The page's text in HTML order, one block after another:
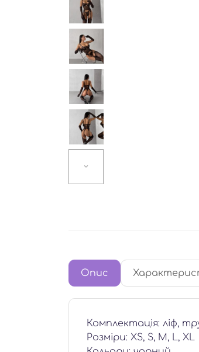
Опис
Комплектація: ліф,
Розміри: XS, S, M, L, XL